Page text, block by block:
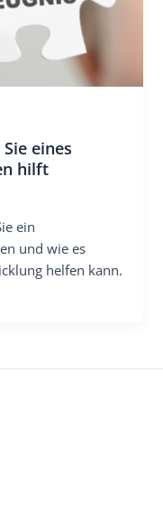
eines
hilft
ein
und wie es
helfen kann.